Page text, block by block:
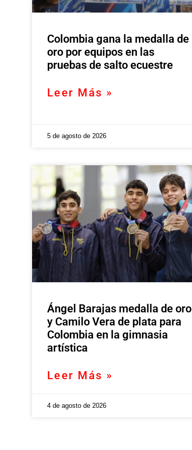
Colombia gana la medalla de
oro por equipos en las
pruebas de salto ecuestre
Leer Más »
5 de agosto de 2026
Ángel Barajas medalla de oro
y Camilo Vera de plata para
Colombia en la gimnasia
artística
Leer Más »
4 de agosto de 2026